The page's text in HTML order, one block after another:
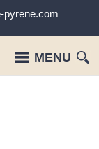
pyrene.com